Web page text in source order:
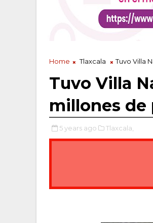
Home Tlaxcala Tuvo Villa
Tuvo Villa
millones de
5 years ago Tlaxcala,